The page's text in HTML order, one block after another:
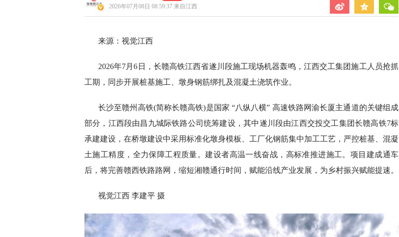
2026年07月08日 08:59:37 来自江西
来源：视觉江西
2026年7月6日，长赣高铁江西省遂川段施工现场机器轰鸣，江西交工集团施工人员抢抓
工期，同步开展桩基施工、墩身钢筋绑扎及混凝土浇筑作业。
长沙至赣州高铁(简称长赣高铁)是国家 “八纵八横” 高速铁路网渝长厦主通道的关键组成
部分，江西段由昌九城际铁路公司统筹建设，其中遂川段由江西交投交工集团长赣高铁7标
承建建设，在桥墩建设中采用标准化墩身模板、工厂化钢筋集中加工工艺，严控桩基、混凝
土施工精度，全力保障工程质量。建设者高温一线奋战，高标准推进施工。项目建成通车
后，将完善赣西铁路路网，缩短湘赣通行时间，赋能沿线产业发展，为乡村振兴赋能提速。
视觉江西 李建平 摄